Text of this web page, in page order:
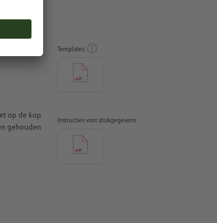
op de kop
gehouden
krommen
Templates
Instructies voor drukgegevens